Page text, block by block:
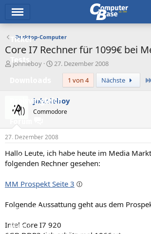
Ticker
Tests
Preisvergleich
Forum
Aktuelles
Empfohlene Inhalte
Leserartikel
Regeln
Desktop-Computer
Core I7 Rechner für 1099€ bei
E
l
e
johnieboy
E
e
l
a
m
27. Dezember 2008
1 von 4
Nächste
johnieboy
Commodore
27. Dezember 2008
Hallo Leute, ich habe heute im Media
folgenden Rechner gesehen:
MM Prospekt Seite 3
Folgende Aussattung geht aus dem
Intel Core I7 920